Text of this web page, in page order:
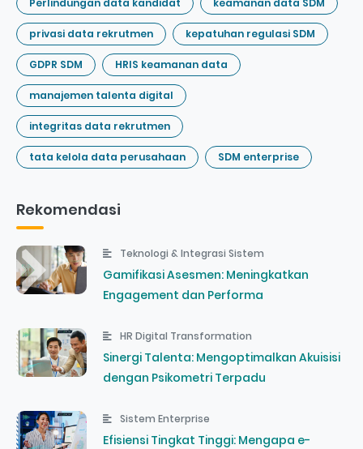
privasi data rekrutmen kepatuhan regulasi SDM
GDPR SDM HRIS keamanan data
manajemen talenta digital
integritas data rekrutmen
tata kelola data perusahaan SDM enterprise
Rekomendasi
Teknologi & Integrasi Sistem
Gamifikasi Asesmen: Meningkatkan
Engagement dan Performa
HR Digital Transformation
Sinergi Talenta: Mengoptimalkan Akuisisi
dengan Psikometri Terpadu
Sistem Enterprise
Efisiensi Tingkat Tinggi: Mengapa e-